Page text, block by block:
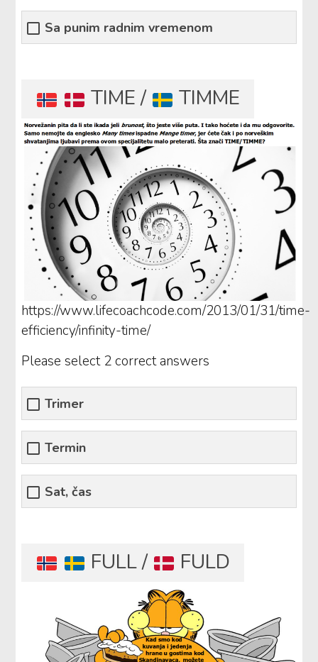
Sa punim radnim vremenom
TIME / TIMME
https://www.lifecoachcode.com/2013/01/31/time-
efficiency/infinity-time/
Please select 2 correct answers
Trimer
Termin
Sat, čas
FULL / FULD